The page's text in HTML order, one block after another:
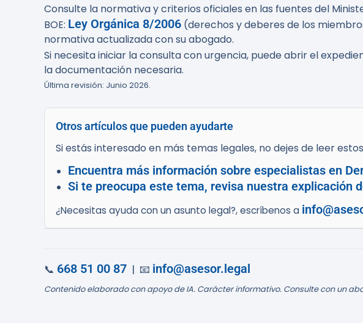
Consulte la normativa y criterios oficiales en las fuentes del
BOE: Ley Orgánica 8/2006 (derechos y deberes de los
normativa actualizada con su abogado.
Si necesita iniciar la consulta con urgencia, puede abrir el
la documentación necesaria.
Última revisión: Junio 2026.
Otros artículos que pueden ayudarte
Si estás interesado en más temas legales, no dejes de leer
Encuentra más información sobre especialistas en
Si te preocupa este tema, revisa nuestra explicación
¿Necesitas ayuda con un asunto legal?, escríbenos a
📞 668 51 00 87 | 📧 info@asesor.legal
Contenido elaborado con apoyo de IA. Carácter informativo. Consulte con un